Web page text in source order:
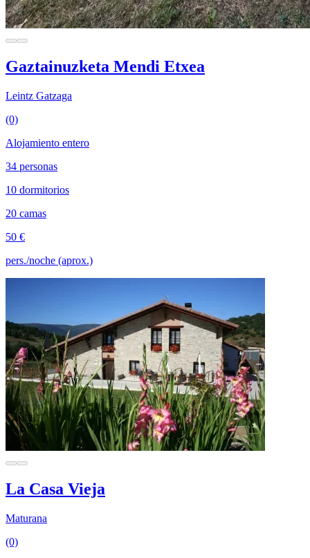
Gaztainuzketa Mendi Etxea
Leintz Gatzaga
(0)
Alojamiento entero
34 personas
10 dormitorios
20 camas
50 €
pers./noche (aprox.)
La Casa Vieja
Maturana
(0)